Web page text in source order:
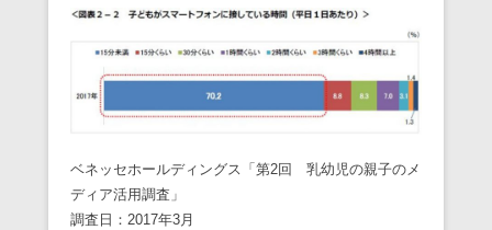
ベネッセホールディングス「第2回 乳幼児の親子のメ
ディア活用調査」
調査日：2017年3月